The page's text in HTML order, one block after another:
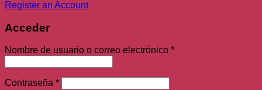
Register an Account
Acceder
Nombre de usuario o correo electrónico *
Contraseña *